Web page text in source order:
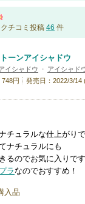
クチコミ投稿 46 件
ーンアイシャドウ
イシャドウ ・ アイシャド
円
発売日：2022/3/14
チュラルな仕上がり
ナチュラルにも
るのでお気に入りです
ラなのでおすすめ！
入品